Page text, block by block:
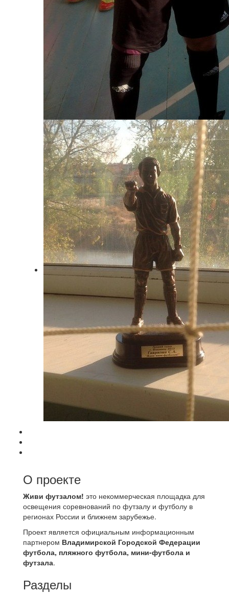
О проекте
Живи футзалом! это некоммерческая площадка для
освещения соревнований по футзалу и футболу в
регионах России и ближнем зарубежье.
Проект является официальным информационным
партнером Владимирской Городской Федерации
футбола, пляжного футбола, мини-футбола и
футзала.
Разделы